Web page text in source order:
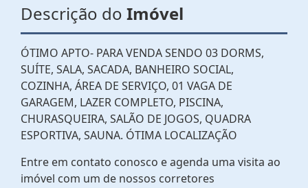
Descrição do Imóvel
ÓTIMO APTO- PARA VENDA SENDO 03 DORMS,
SUÍTE, SALA, SACADA, BANHEIRO SOCIAL,
COZINHA, ÁREA DE SERVIÇO, 01 VAGA DE
GARAGEM, LAZER COMPLETO, PISCINA,
CHURASQUEIRA, SALÃO DE JOGOS, QUADRA
ESPORTIVA, SAUNA. ÓTIMA LOCALIZAÇÃO
Entre em contato conosco e agenda uma visita ao
imóvel com um de nossos corretores